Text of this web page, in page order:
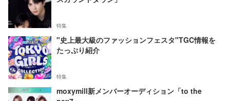
特集
"史上最大級のファッションフェスタ"TGC情報を
たっぷり紹介
特集
moxymill新メンバーオーディション「to the